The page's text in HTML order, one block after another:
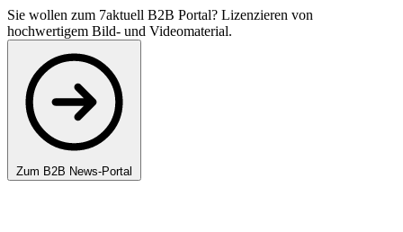
Sie wollen zum 7aktuell B2B Portal? Lizenzieren von
hochwertigem Bild- und Videomaterial.
Zum B2B News-Portal